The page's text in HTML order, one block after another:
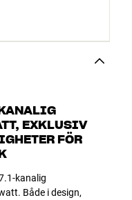
EXKLUSIV
FÖR
kanalig
Både i design,